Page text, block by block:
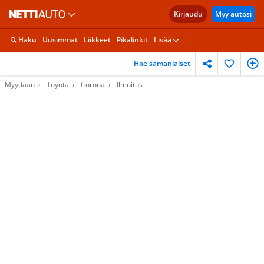
Kirjaudu Myy autosi
Haku Uusimmat Liikkeet Pikalinkit Lisää
Hae samanlaiset
Myydään Toyota Corona Ilmoitus